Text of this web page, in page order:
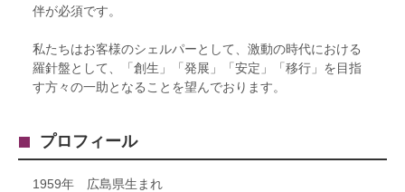
伴が必須です。
私たちはお客様のシェルパーとして、激動の時代における
羅針盤として、「創生」「発展」「安定」「移行」を目指
す方々の一助となることを望んでおります。
プロフィール
1959年 広島県生まれ